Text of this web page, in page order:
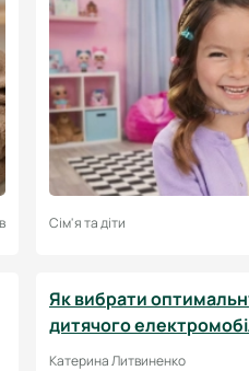
Сім'я та діти
Як вибрати
дитячого
Катерина Литвиненко